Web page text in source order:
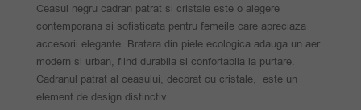
Ceasul negru cadran patrat si cristale este o alegere
contemporana si sofisticata pentru femeile care apreciaza
accesorii elegante. Bratara din piele ecologica adauga un aer
modern si urban, fiind durabila si confortabila la purtare.
Cadranul patrat al ceasului, decorat cu cristale, este un
element de design distinctiv.